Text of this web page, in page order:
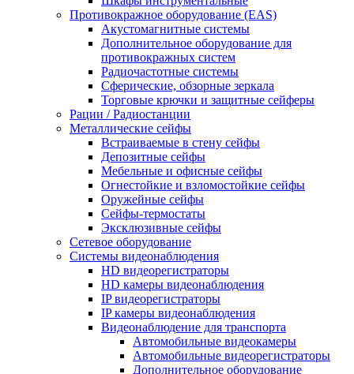
Противокражное оборудование (EAS)
Акустомагнитные системы
Дополнительное оборудование для
противокражных систем
Радиочастотные системы
Сферические, обзорные зеркала
Торговые крючки и защитные сейферы
Рации / Радиостанции
Металлические сейфы
Встраиваемые в стену сейфы
Депозитные сейфы
Мебельные и офисные сейфы
Огнестойкие и взломостойкие сейфы
Оружейные сейфы
Сейфы-термостаты
Эксклюзивные сейфы
Сетевое оборудование
Системы видеонаблюдения
HD видеорегистраторы
HD камеры видеонаблюдения
IP видеорегистраторы
IP камеры видеонаблюдения
Видеонаблюдение для транспорта
Автомобильные видеокамеры
Автомобильные видеорегистраторы
Дополнительное оборудование